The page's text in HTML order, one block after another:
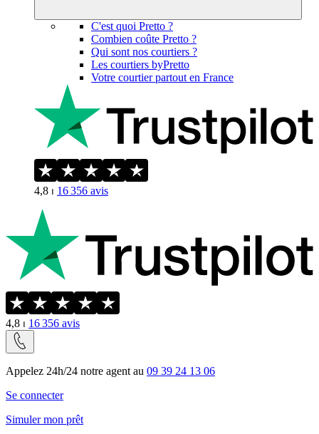
C'est quoi Pretto ?
Combien coûte Pretto ?
Qui sont nos courtiers ?
Les courtiers byPretto
Votre courtier partout en France
4,8 ⏐ 16 356 avis
4,8 ⏐ 16 356 avis
Appelez 24h/24 notre agent au 09 39 24 13 06
Se connecter
Simuler mon prêt